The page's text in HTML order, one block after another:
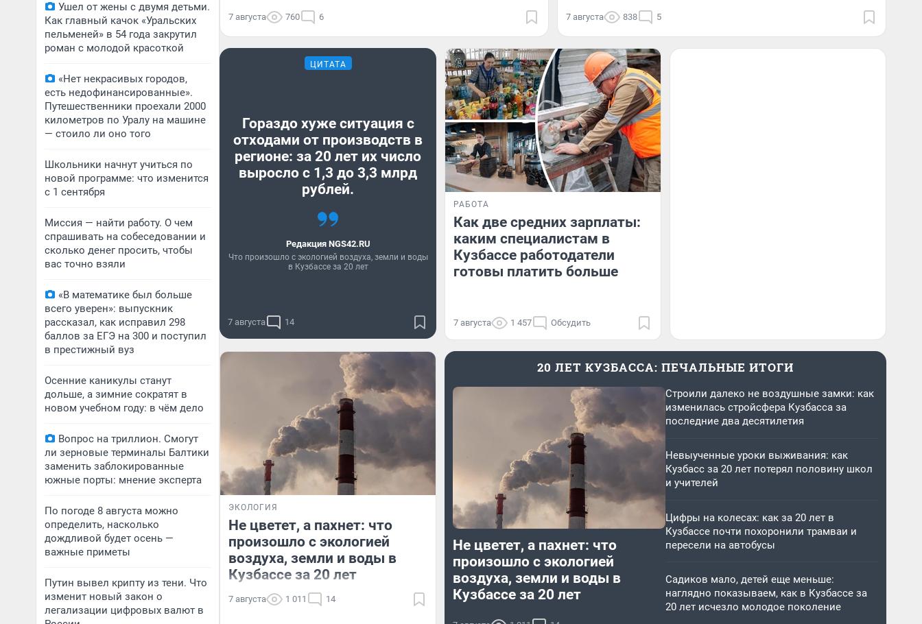
Ушел от жены с двумя детьми.
Как главный качок «Уральских
пельменей» в 54 года закрутил
роман с молодой красоткой
«Нет некрасивых городов,
есть недофинансированные».
Путешественники проехали 2000
километров по Уралу на машине
— стоило ли оно того
Школьники начнут учиться по
новой программе: что изменится
с 1 сентября
Миссия — найти работу. О чем
спрашивать на собеседовании и
сколько денег просить, чтобы
вас точно взяли
«В математике был больше
всего уверен»: выпускник
рассказал, как исправил 298
баллов за ЕГЭ на 300 и поступил
в престижный вуз
Осенние каникулы станут
дольше, а зимние сократят в
новом учебном году: в чём дело
Вопрос на триллион. Смогут
ли зерновые терминалы Балтики
заменить заблокированные
южные порты: мнение эксперта
По погоде 8 августа можно
определить, насколько
дождливой будет осень —
важные приметы
Путин вывел крипту из тени. Что
изменит новый закон о
легализации цифровых валют в
7 августа 760 6 7 августа 838 5
ЦИТАТА
Гораздо хуже ситуация с
отходами от производств в
регионе: за 20 лет их число
выросло с 1,3 до 3,3 млрд
рублей.
Редакция NGS42.RU
Что произошло с экологией воздуха, земли и воды
в Кузбассе за 20 лет
7 августа 14
РАБОТА
Как две средних зарплаты:
каким специалистам в
Кузбассе работодатели
готовы платить больше
7 августа 1 457 Обсудить
ЭКОЛОГИЯ
Не цветет, а пахнет: что
произошло с экологией
воздуха, земли и воды в
Кузбассе за 20 лет
7 августа 1 011 14
20 ЛЕТ КУЗБАССА: ПЕЧАЛЬНЫЕ ИТОГИ
Не цветет, а пахнет: что
произошло с экологией
воздуха, земли и воды в
Кузбассе за 20 лет
Строили далеко не воздушные замки: как
изменилась стройсфера Кузбасса за
последние два десятилетия
Невыученные уроки выживания: как
Кузбасс за 20 лет потерял половину школ
и учителей
Цифры на колесах: как за 20 лет в
Кузбассе почти похоронили трамваи и
пересели на автобусы
Садиков мало, детей еще меньше:
наглядно показываем, как в Кузбассе за
20 лет исчезло молодое поколение